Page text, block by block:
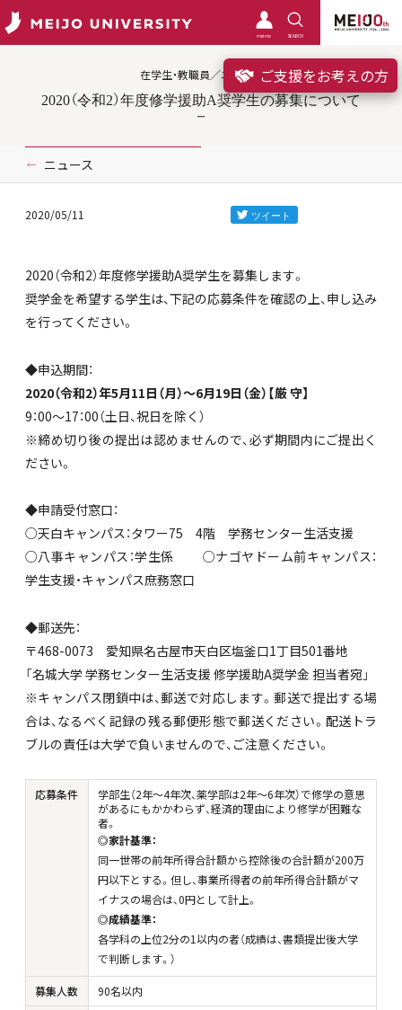
meimo SEARCH
ご支援をお考えの方
在学生・教職員／ニュース
2020（令和2）年度修学援助A奨学生の募集について
ニュース
2020/05/11
2020（令和2）年度修学援助A奨学生を募集します。
奨学金を希望する学生は、下記の応募条件を確認の上、申し込み
を行ってください。
◆申込期間：
2020（令和2）年5月11日（月）～6月19日（金）【厳 守】
9：00～17：00（土日、祝日を除く）
※締め切り後の提出は認めませんので、必ず期間内にご提出く
ださい。
◆申請受付窓口：
○天白キャンパス：タワー75 4階 学務センター生活支援
○八事キャンパス：学生係 ○ナゴヤドーム前キャンパス：
学生支援・キャンパス庶務窓口
◆郵送先：
〒468-0073 愛知県名古屋市天白区塩釜口1丁目501番地
「名城大学 学務センター生活支援 修学援助A奨学金 担当者宛」
※キャンパス閉鎖中は、郵送で対応します。郵送で提出する場
合は、なるべく記録の残る郵便形態で郵送ください。配送トラ
ブルの責任は大学で負いませんので、ご注意ください。
応募条件
学部生（2年～4年次、薬学部は2年～6年次）で修学の意思
があるにもかかわらず、経済的理由により修学が困難な
者。
◎家計基準：
同一世帯の前年所得合計額から控除後の合計額が200万
円以下とする。但し、事業所得者の前年所得合計額がマ
イナスの場合は、0円として計上。
◎成績基準：
各学科の上位2分の1以内の者（成績は、書類提出後大学
で判断します。）
募集人数
90名以内